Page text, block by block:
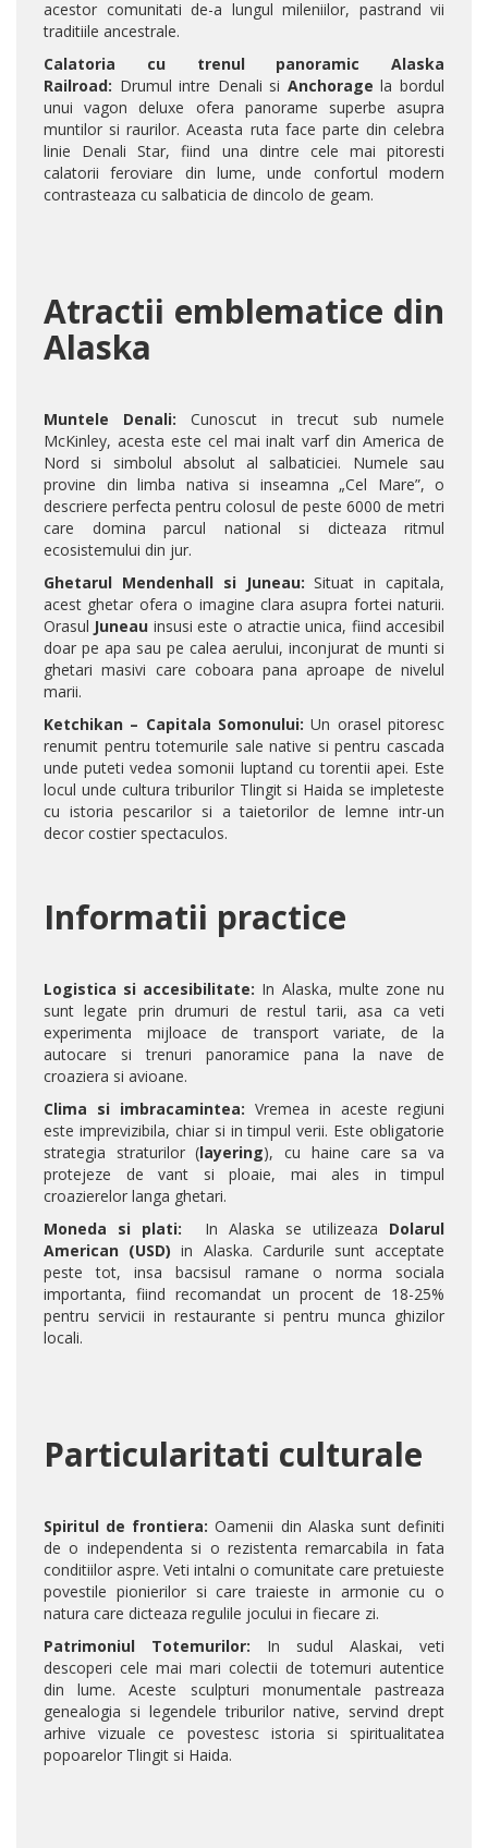
acestor comunitati de-a lungul mileniilor, pastrand vii
traditiile ancestrale.
Calatoria cu trenul panoramic Alaska
Railroad: Drumul intre Denali si Anchorage la bordul
unui vagon deluxe ofera panorame superbe asupra
muntilor si raurilor. Aceasta ruta face parte din celebra
linie Denali Star, fiind una dintre cele mai pitoresti
calatorii feroviare din lume, unde confortul modern
contrasteaza cu salbaticia de dincolo de geam.
Atractii emblematice din
Alaska
Muntele Denali: Cunoscut in trecut sub numele
McKinley, acesta este cel mai inalt varf din America de
Nord si simbolul absolut al salbaticiei. Numele sau
provine din limba nativa si inseamna „Cel Mare”, o
descriere perfecta pentru colosul de peste 6000 de metri
care domina parcul national si dicteaza ritmul
ecosistemului din jur.
Ghetarul Mendenhall si Juneau: Situat in capitala,
acest ghetar ofera o imagine clara asupra fortei naturii.
Orasul Juneau insusi este o atractie unica, fiind accesibil
doar pe apa sau pe calea aerului, inconjurat de munti si
ghetari masivi care coboara pana aproape de nivelul
marii.
Ketchikan – Capitala Somonului: Un orasel pitoresc
renumit pentru totemurile sale native si pentru cascada
unde puteti vedea somonii luptand cu torentii apei. Este
locul unde cultura triburilor Tlingit si Haida se impleteste
cu istoria pescarilor si a taietorilor de lemne intr-un
decor costier spectaculos.
Informatii practice
Logistica si accesibilitate: In Alaska, multe zone nu
sunt legate prin drumuri de restul tarii, asa ca veti
experimenta mijloace de transport variate, de la
autocare si trenuri panoramice pana la nave de
croaziera si avioane.
Clima si imbracamintea: Vremea in aceste regiuni
este imprevizibila, chiar si in timpul verii. Este obligatorie
strategia straturilor (layering), cu haine care sa va
protejeze de vant si ploaie, mai ales in timpul
croazierelor langa ghetari.
Moneda si plati: In Alaska se utilizeaza Dolarul
American (USD) in Alaska. Cardurile sunt acceptate
peste tot, insa bacsisul ramane o norma sociala
importanta, fiind recomandat un procent de 18-25%
pentru servicii in restaurante si pentru munca ghizilor
locali.
Particularitati culturale
Spiritul de frontiera: Oamenii din Alaska sunt definiti
de o independenta si o rezistenta remarcabila in fata
conditiilor aspre. Veti intalni o comunitate care pretuieste
povestile pionierilor si care traieste in armonie cu o
natura care dicteaza regulile jocului in fiecare zi.
Patrimoniul Totemurilor: In sudul Alaskai, veti
descoperi cele mai mari colectii de totemuri autentice
din lume. Aceste sculpturi monumentale pastreaza
genealogia si legendele triburilor native, servind drept
arhive vizuale ce povestesc istoria si spiritualitatea
popoarelor Tlingit si Haida.